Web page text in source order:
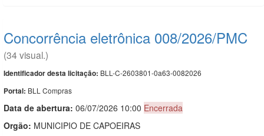
Concorrência eletrônica 008/2026/PMC
(34 visual.)
Identificador desta licitação: BLL-C-2603801-0a63-0082026
Portal: BLL Compras
Data de abertura: 06/07/2026 10:00 Encerrada
Orgão: MUNICIPIO DE CAPOEIRAS